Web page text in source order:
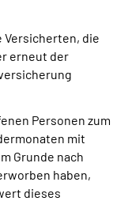
Versicherten, die
erneut der
Personen zum
mit
Grunde nach
haben,
dieses